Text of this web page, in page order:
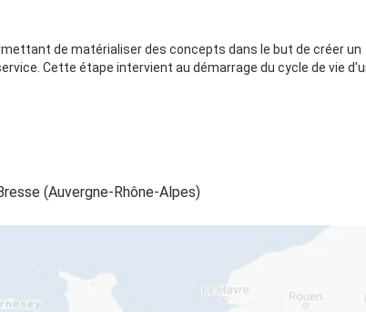
de matérialiser des concepts dans le but de créer un
Cette étape intervient au démarrage du cycle de vie
(Auvergne-Rhône-Alpes)